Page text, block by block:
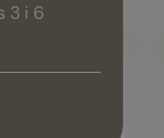
3 i 6